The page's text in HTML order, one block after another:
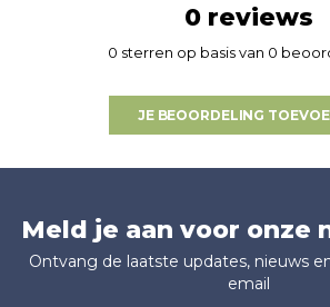
0 reviews
0 sterren op basis van 0
JE BEOORDELING
Meld je aan voor onze
Ontvang de laatste updates, nieuws
email